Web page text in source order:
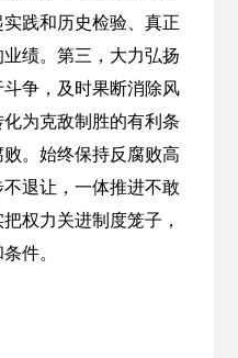
践和历史检验、真正
绩。第三，大力弘扬
争，及时果断消除风
为克敌制胜的有利条
。始终保持反腐败高
退让，一体推进不敢
权力关进制度笼子，
件。